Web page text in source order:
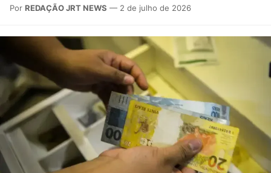
Por REDAÇÃO JRT NEWS — 2 de julho de 2026